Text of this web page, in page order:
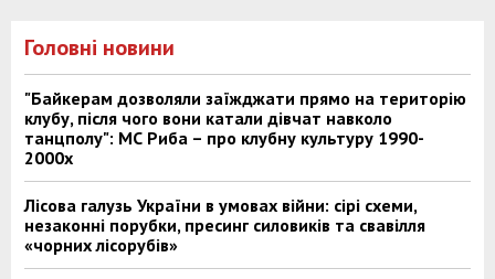
Головні новини
"Байкерам дозволяли заїжджати прямо на територію
клубу, після чого вони катали дівчат навколо
танцполу": МС Риба – про клубну культуру 1990-
2000х
Лісова галузь України в умовах війни: сірі схеми,
незаконні порубки, пресинг силовиків та свавілля
«чорних лісорубів»